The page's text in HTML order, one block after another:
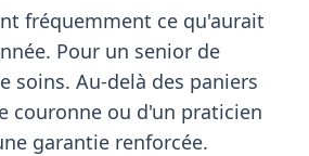
fréquemment ce qu'aurait
Pour un senior de
soins. Au-delà des paniers
couronne ou d'un praticien
garantie renforcée.